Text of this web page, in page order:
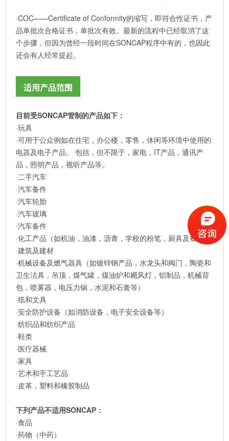
·COC——Certificate of Conformity的缩写，即符合性证书，产
品单批次合格证书，单批次有效。最新的流程中已经取消了这
个步骤，但因为曾经一段时间在SONCAP程序中有的，也因此
还会有人经常提起。
适用产品范围
目前受SONCAP管制的产品如下：
·玩具
·可用于公众例如在住宅，办公楼，零售，休闲等环境中使用的
电器及电子产品。 包括，但不限于，家电，IT产品，通讯产
品，照明产品，视听产品等。
·二手汽车
·汽车备件
·汽车轮胎
·汽车玻璃
·汽车备件
·化工产品（如机油，油漆，沥青，学校的粉笔，厨具及餐具）
·建筑及建材
·机械设备及燃气器具（如镀锌钢产品，水龙头和阀门，陶瓷和
卫生洁具，吊顶，煤气罐，煤油炉和飓风灯，铝制品，机械背
包，喷雾器，电压力锅，水泥和石膏等）
·纸和文具
·安全防护设备（如消防设备，电子安全设备等）
·纺织品和纺织产品
·鞋类
·医疗器械
·家具
·艺术和手工艺品
·皮革，塑料和橡胶制品
下列产品不适用SONCAP：
·食品
·药物（中药）